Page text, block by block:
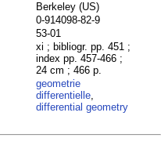
Berkeley (US)
0-914098-82-9
53-01
xi ; bibliogr. pp. 451 ;
index pp. 457-466 ;
24 cm ; 466 p.
geometrie
differentielle,
differential geometry